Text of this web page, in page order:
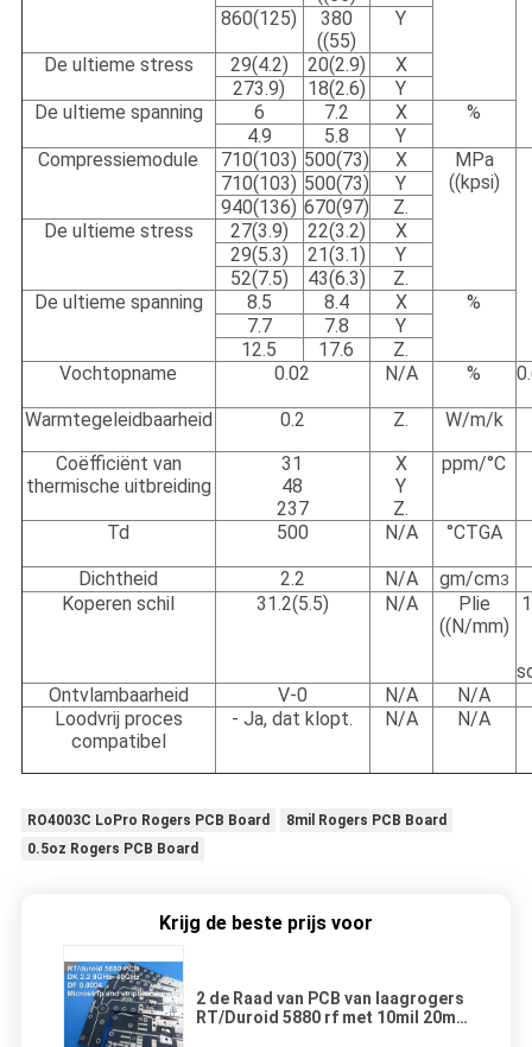
860(125)
380
((55)
Y
De ultieme stress 29(4.2) 20(2.9)
X
273.9) 18(2.6)
Y
De ultieme spanning
6 7.2 X
%
4.9
5.8
Y
Compressiemodule
710(103) 500(73) X
MPa
((kpsi)
710(103) 500(73)
Y
940(136) 670(97)
Z.
De ultieme stress
27(3.9) 22(3.2)
X
29(5.3)
21(3.1)
Y
52(7.5)
43(6.3)
Z.
De ultieme spanning
8.5 8.4 X
%
7.7
7.8
Y
12.5
17.6
Z.
Vochtopname
0.02 N/A %
Warmtegeleidbaarheid 0.2 Z.
W/m/k
Coëfficiënt van
thermische uitbreiding
31
48
237
X
Y
Z.
ppm/°C
Td 500 N/A °CTGA
Dichtheid 2.2 N/A gm/cm3
Koperen schil 31.2(5.5) N/A
Plie
((N/mm)
Ontvlambaarheid
V-0 N/A
N/A
Loodvrij proces
compatibel
- Ja, dat klopt. N/A N/A
RO4003C LoPro Rogers PCB Board
8mil Rogers PCB Board
0.5oz Rogers PCB Board
Krijg de beste prijs voor
2 de Raad van PCB van laagrogers
RT/Duroid 5880 rf met 10mil 20mil